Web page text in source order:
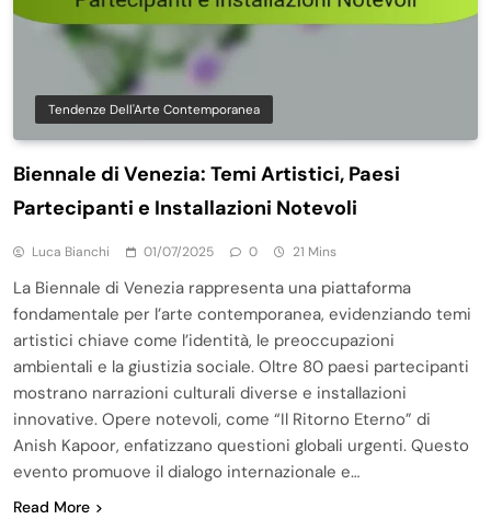
Tendenze Dell'Arte Contemporanea
Biennale di Venezia: Temi Artistici, Paesi
Partecipanti e Installazioni Notevoli
Luca Bianchi 01/07/2025 0 21 Mins
La Biennale di Venezia rappresenta una piattaforma
fondamentale per l’arte contemporanea, evidenziando temi
artistici chiave come l’identità, le preoccupazioni
ambientali e la giustizia sociale. Oltre 80 paesi partecipanti
mostrano narrazioni culturali diverse e installazioni
innovative. Opere notevoli, come “Il Ritorno Eterno” di
Anish Kapoor, enfatizzano questioni globali urgenti. Questo
evento promuove il dialogo internazionale e…
Read More